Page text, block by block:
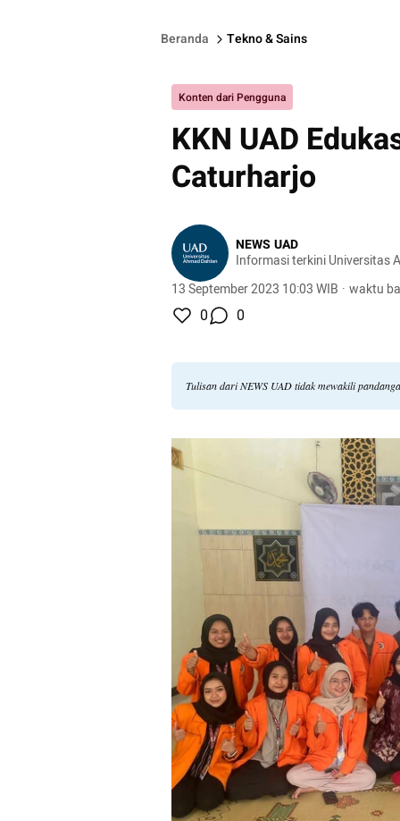
Beranda Tekno & Sains
Konten dari Pengguna
KKN UAD
Caturharjo
NEWS UAD
Informasi terkini Universitas
13 September 2023 10:03 WIB · waktu
0 0
Tulisan dari NEWS UAD tidak mewakili